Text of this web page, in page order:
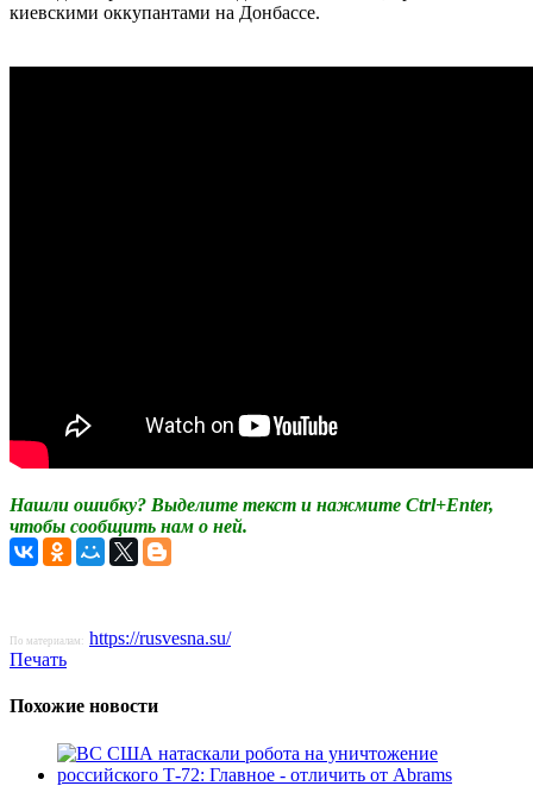
киевскими оккупантами на Донбассе.
Нашли ошибку? Выделите текст и нажмите Ctrl+Enter,
чтобы сообщить нам о ней.
По материалам: https://rusvesna.su/
Печать
Похожие новости